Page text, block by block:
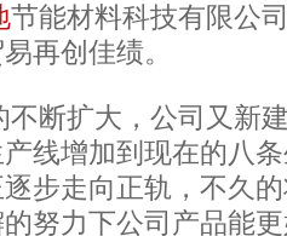
节能材料科技有限公
再创佳绩。
不断扩大，公司又新
线增加到现在的八
步走向正轨，不久
努力下公司产品能